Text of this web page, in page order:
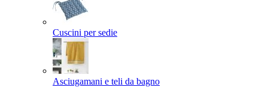
Cuscini per sedie
Asciugamani e teli da bagno